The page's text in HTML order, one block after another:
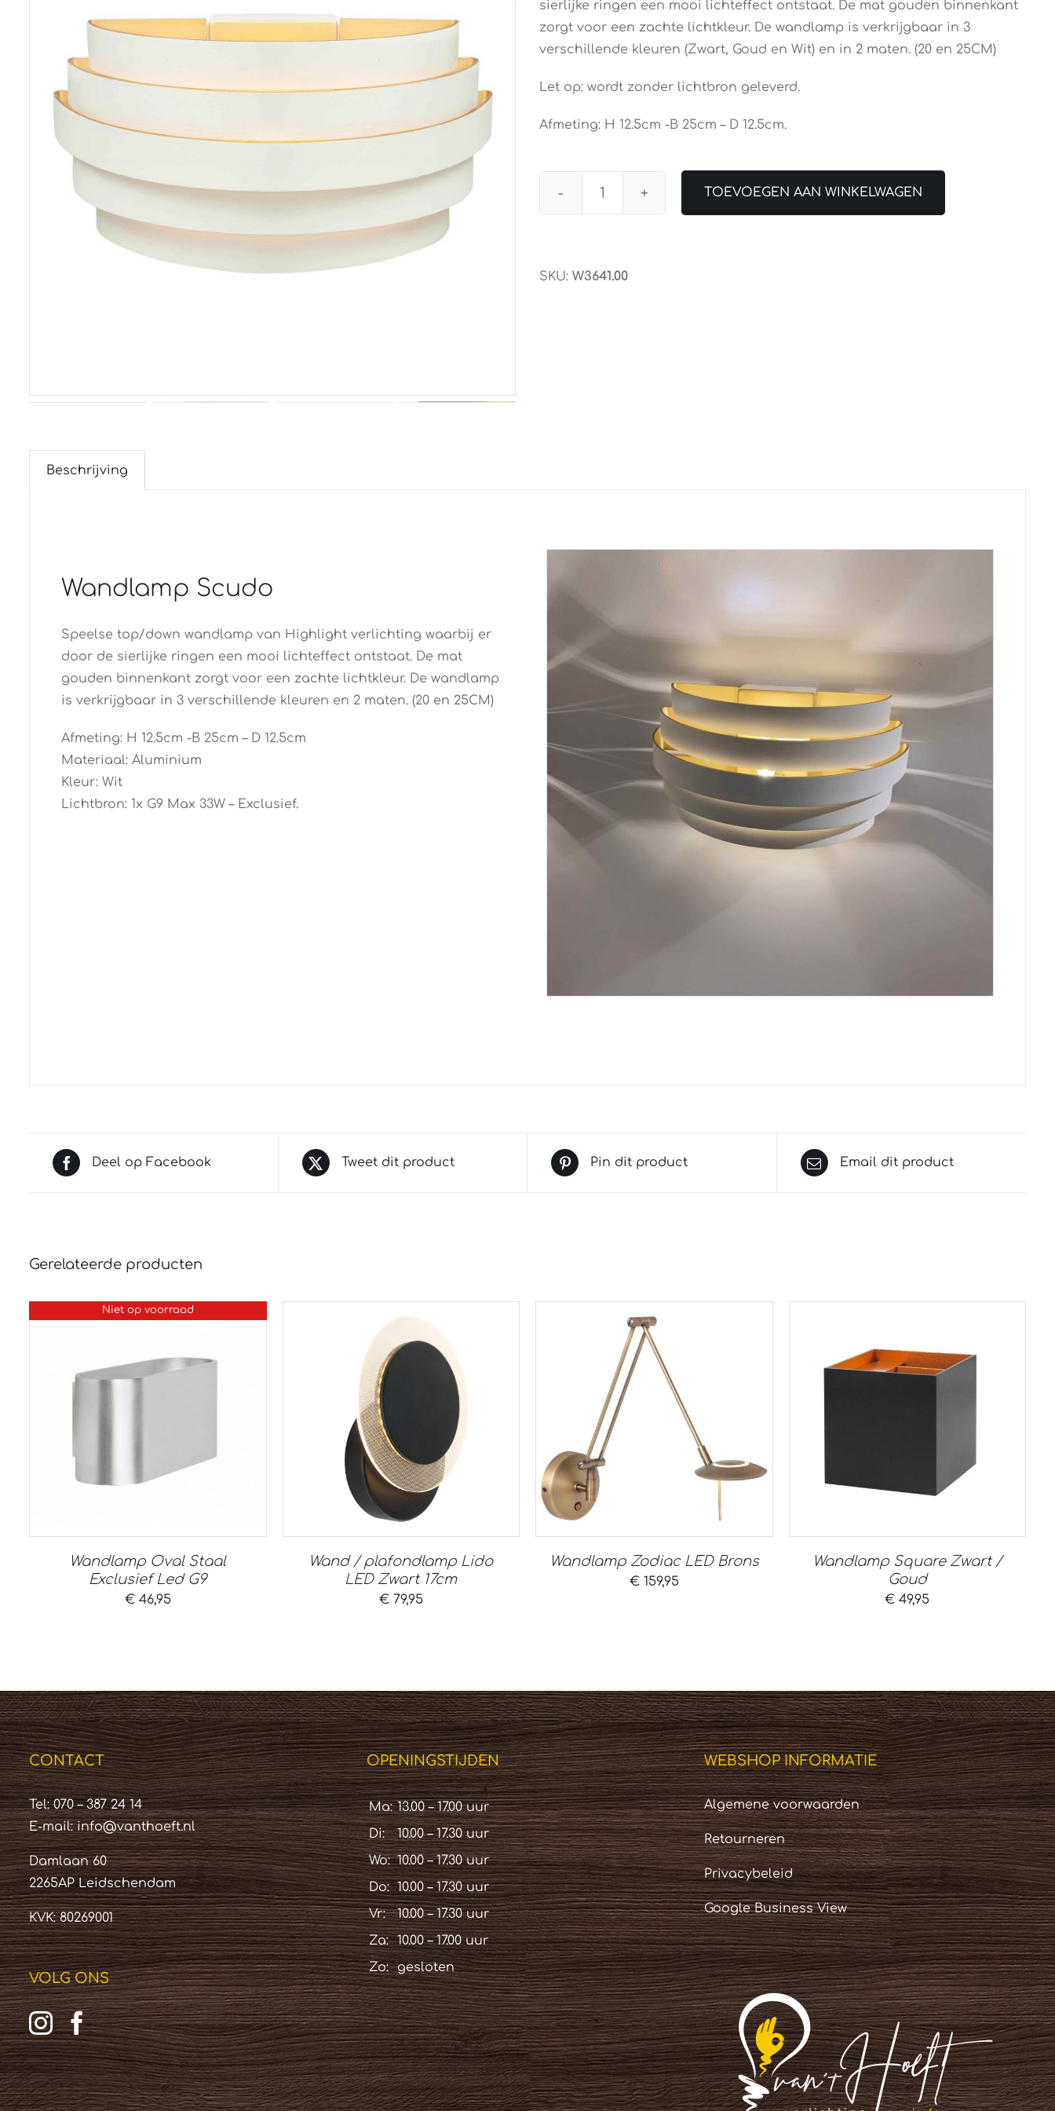
sierlijke ringen een mooi lichteffect ontstaat. De mat gouden binnenkant
zorgt voor een zachte lichtkleur. De wandlamp is verkrijgbaar in 3
verschillende kleuren (Zwart, Goud en Wit) en in 2 maten. (20 en 25CM)
Let op: wordt zonder lichtbron geleverd.
Afmeting: H 12.5cm -B 25cm – D 12.5cm.
Wandlamp
25CM
TOEVOEGEN AAN WINKELWAGEN
SKU: W3641.00
Beschrijving
Wandlamp Scudo
Speelse top/down wandlamp van Highlight verlichting waarbij er
door de sierlijke ringen een mooi lichteffect ontstaat. De mat
gouden binnenkant zorgt voor een zachte lichtkleur. De wandlamp
is verkrijgbaar in 3 verschillende kleuren en 2 maten. (20 en 25CM)
Afmeting: H 12.5cm -B 25cm – D 12.5cm
Materiaal: Aluminium
Kleur: Wit
Lichtbron: 1x G9 Max 33W – Exclusief.
Deel op Facebook Tweet dit product Pin dit product Email dit product
Gerelateerde producten
Niet op voorraad
Wandlamp Oval Staal
Exclusief Led G9
€46,95
Wand / plafondlamp Lido
LED Zwart 17cm
€79,95
Wandlamp Zodiac LED Brons
€159,95
Wandlamp Square Zwart /
Goud
€ 49,95
CONTACT
Tel: 070 – 387 24 14
E-mail:info@vanthoeft.nl
Damlaan 60
2265AP Leidschendam
KVK: 80269001
VOLG ONS
OPENINGSTIJDEN
Ma: 13.00 – 17.00 uur
Di:
10.00 – 17.30 uur
Wo: 10.00 – 17.30 uur
Do: 10.00 – 17.30 uur
Vr:
10.00 – 17.30 uur
Za:
10.00 – 17.00 uur
Zo:
gesloten
WEBSHOP INFORMATIE
Algemene voorwaarden
Retourneren
Privacybeleid
Google Business View